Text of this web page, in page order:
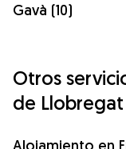
Gavà (10)
Otros
de Llobregat